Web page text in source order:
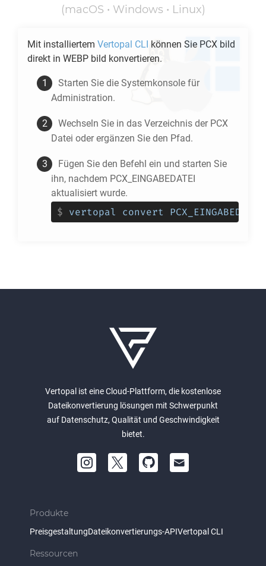
(macOS • Windows • Linux)
Mit installiertem Vertopal CLI können Sie PCX bild
direkt in WEBP bild konvertieren.
Starten Sie die Systemkonsole für
Administration.
Wechseln Sie in das Verzeichnis der PCX
Datei oder ergänzen Sie den Pfad.
Fügen Sie den Befehl ein und starten Sie
ihn, nachdem PCX_EINGABEDATEI
aktualisiert wurde.
$ vertopal convert
Vertopal ist eine Cloud-Plattform, die kostenlose
Dateikonvertierung lösungen mit Schwerpunkt
auf Datenschutz, Qualität und Geschwindigkeit
bietet.
Produkte
PreisgestaltungDateikonvertierungs-APIVertopal CLI
Ressourcen